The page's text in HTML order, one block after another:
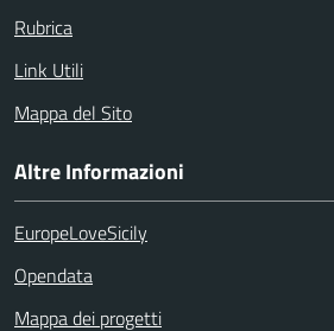
Rubrica
Link Utili
Mappa del Sito
Altre Informazioni
EuropeLoveSicily
Opendata
Mappa dei progetti